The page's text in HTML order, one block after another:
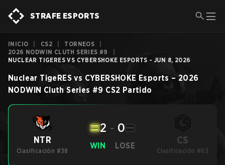
STRAFE ESPORTS
INICIO CS2 TORNEOS
2026 NODWIN CLUTH SERIES #9
NUCLEAR TIGERES VS CYBERSHOKE ESPORTS - JUN 8, 2026
Nuclear TigeRES vs CYBERSHOKE Esports – 2026
NODWIN Cluth Series #9 CS2 Partido
NTR
Clasificación #38
WIN
2 - 0
LOSE CS
Clasificación #63